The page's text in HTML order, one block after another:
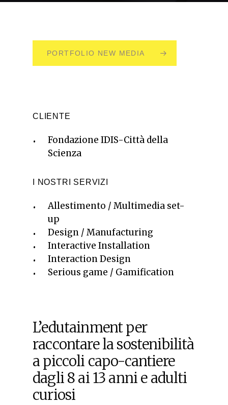
PORTFOLIO NEW MEDIA
CLIENTE
Fondazione IDIS-Città della
Scienza
I NOSTRI SERVIZI
Allestimento / Multimedia set-
up
Design / Manufacturing
Interactive Installation
Interaction Design
Serious game / Gamification
L’edutainment per
raccontare la sostenibilità
a piccoli capo-cantiere
dagli 8 ai 13 anni e adulti
curiosi